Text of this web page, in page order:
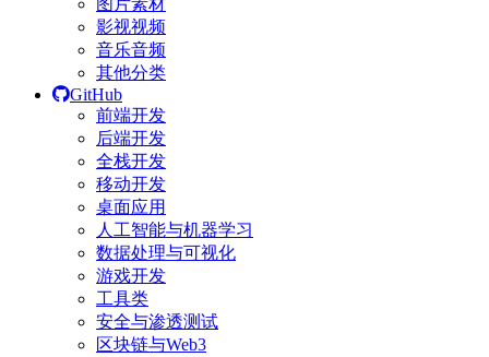
图片素材
影视视频
音乐音频
其他分类
GitHub
前端开发
后端开发
全栈开发
移动开发
桌面应用
人工智能与机器学习
数据处理与可视化
游戏开发
工具类
安全与渗透测试
区块链与Web3